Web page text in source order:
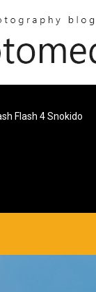
Flash 4 Snokido